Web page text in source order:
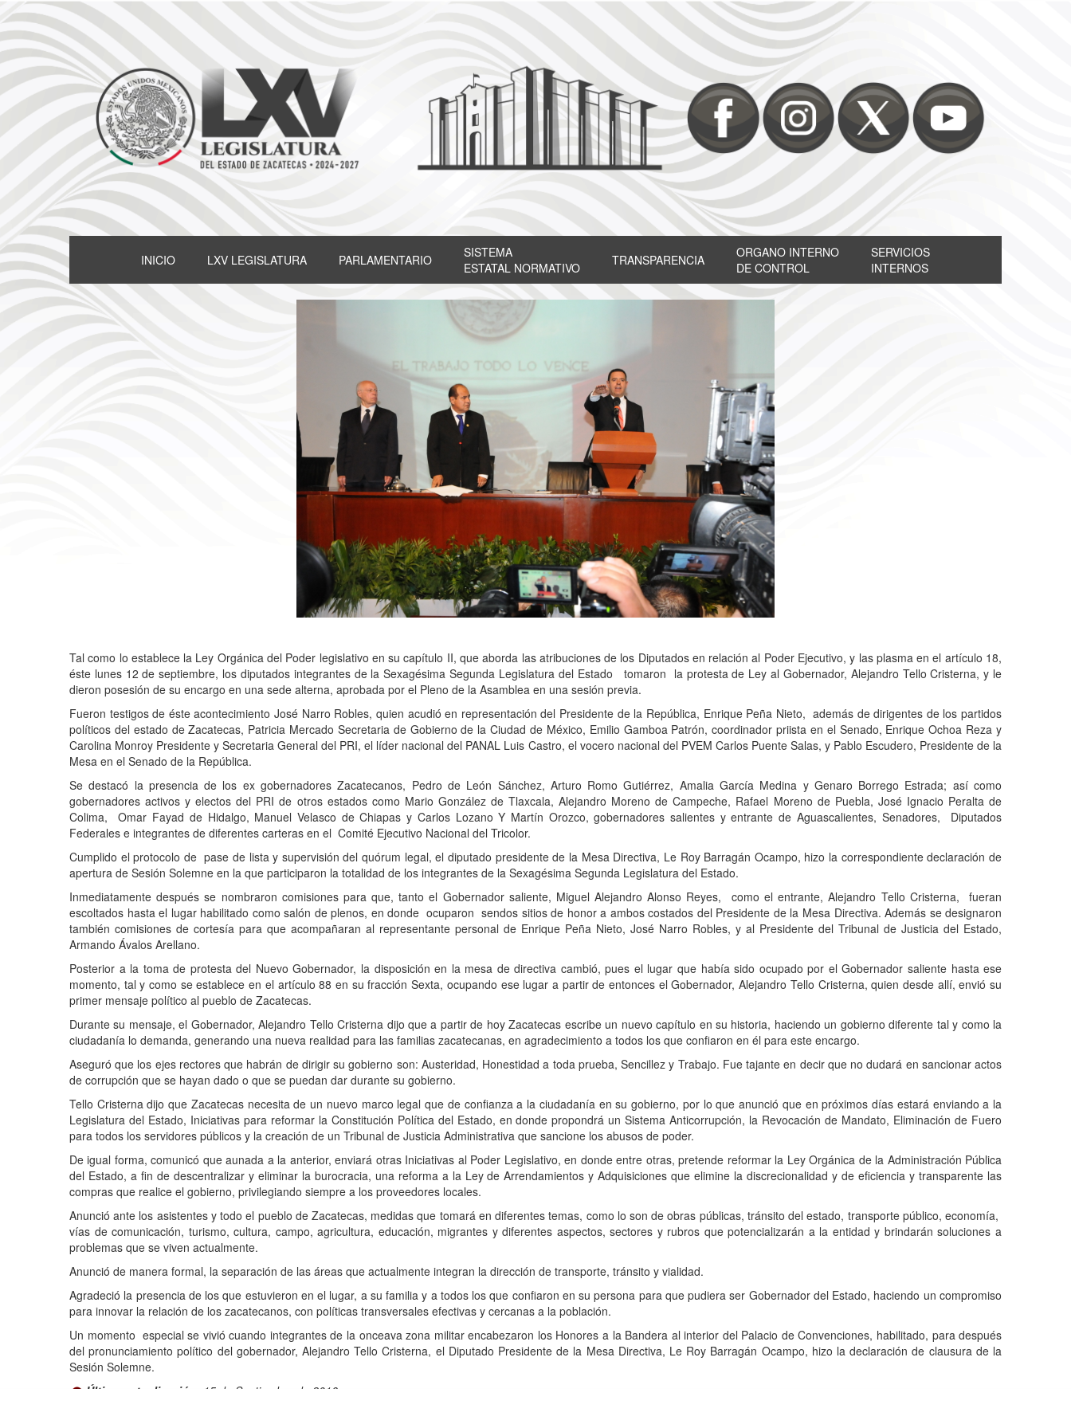
INICIO LXV LEGISLATURA PARLAMENTARIO
SISTEMA
ESTATAL NORMATIVO
TRANSPARENCIA
ORGANO INTERNO
DE CONTROL
SERVICIOS
INTERNOS
Tal como lo establece la Ley Orgánica del Poder legislativo en su capítulo II, que aborda las atribuciones de los Diputados en relación al Poder Ejecutivo, y las plasma en el artículo 18,
éste lunes 12 de septiembre, los diputados integrantes de la Sexagésima Segunda Legislatura del Estado tomaron la protesta de Ley al Gobernador, Alejandro Tello Cristerna, y le
dieron posesión de su encargo en una sede alterna, aprobada por el Pleno de la Asamblea en una sesión previa.
Fueron testigos de éste acontecimiento José Narro Robles, quien acudió en representación del Presidente de la República, Enrique Peña Nieto, además de dirigentes de los partidos
políticos del estado de Zacatecas, Patricia Mercado Secretaria de Gobierno de la Ciudad de México, Emilio Gamboa Patrón, coordinador priista en el Senado, Enrique Ochoa Reza y
Carolina Monroy Presidente y Secretaria General del PRI, el líder nacional del PANAL Luis Castro, el vocero nacional del PVEM Carlos Puente Salas, y Pablo Escudero, Presidente de la
Mesa en el Senado de la República.
Se destacó la presencia de los ex gobernadores Zacatecanos, Pedro de León Sánchez, Arturo Romo Gutiérrez, Amalia García Medina y Genaro Borrego Estrada; asícomo
gobernadores activos y electos del PRI de otros estados como Mario González de Tlaxcala, Alejandro Moreno de Campeche, Rafael Moreno de Puebla, JoséIgnacio Peralta de
Colima, Omar Fayad de Hidalgo, Manuel Velasco de Chiapas y Carlos Lozano Y Martín Orozco, gobernadores salientes y entrante de Aguascalientes, Senadores,
Diputados
Federales e integrantes de diferentes carteras en el Comité Ejecutivo Nacional del Tricolor.
Cumplido el protocolo de pase de lista y supervisión del quórum legal, el diputado presidente de la Mesa Directiva, Le Roy Barragán Ocampo, hizo la correspondiente declaración de
apertura de Sesión Solemne en la que participaron la totalidad de los integrantes de la Sexagésima Segunda Legislatura del Estado.
Inmediatamente después se nombraron comisiones para que, tanto el Gobernador saliente, Miguel Alejandro Alonso Reyes, como el entrante, Alejandro Tello Cristerna,
fueran
escoltados hasta el lugar habilitado como salón de plenos, en donde ocuparon sendos sitios de honor a ambos costados del Presidente de la Mesa Directiva. Además se designaron
también comisiones de cortesía para que acompañaran al representante personal de Enrique Peña Nieto, José Narro Robles, y al Presidente del Tribunal de Justicia del Estado,
Armando Ávalos Arellano.
Posterior a la toma de protesta del Nuevo Gobernador, la disposición en la mesa de directiva cambió, pues el lugar que había sido ocupado por el Gobernador saliente hasta ese
momento, tal y como se establece en el artículo 88 en su fracción Sexta, ocupando ese lugar a partir de entonces el Gobernador, Alejandro Tello Cristerna, quien desde allí, envió su
primer mensaje político al pueblo de Zacatecas.
Durante su mensaje, el Gobernador, Alejandro Tello Cristerna dijo que a partir de hoy Zacatecas escribe un nuevo capítulo en su historia, haciendo un gobierno diferente tal y como la
ciudadanía lo demanda, generando una nueva realidad para las familias zacatecanas, en agradecimiento a todos los que confiaron en él para este encargo.
Aseguró que los ejes rectores que habrán de dirigir su gobierno son: Austeridad, Honestidad a toda prueba, Sencillez y Trabajo. Fue tajante en decir que no dudará en sancionar actos
de corrupción que se hayan dado o que se puedan dar durante su gobierno.
Tello Cristerna dijo que Zacatecas necesita de un nuevo marco legal que de confianza a la ciudadanía en su gobierno, por lo que anunció que en próximos días estaráenviando a la
Legislatura del Estado, Iniciativas para reformar la Constitución Política del Estado, en donde propondrá un Sistema Anticorrupción, la Revocación de Mandato, Eliminación de Fuero
para todos los servidores públicos y la creación de un Tribunal de Justicia Administrativa que sancione los abusos de poder.
De igual forma, comunicó que aunada a la anterior, enviará otras Iniciativas al Poder Legislativo, en donde entre otras, pretende reformar la Ley Orgánica de la Administración Pública
del Estado, a fin de descentralizar y eliminar la burocracia, una reforma a la Ley de Arrendamientos y Adquisiciones que elimine la discrecionalidad y de eficiencia y transparente las
compras que realice el gobierno, privilegiando siempre a los proveedores locales.
Anunció ante los asistentes y todo el pueblo de Zacatecas, medidas que tomaráen diferentes temas, como lo son de obras públicas, tránsito del estado, transporte público, economía,
vías de comunicación, turismo, cultura, campo, agricultura, educación, migrantes y diferentes aspectos, sectores y rubros que potencializarán a la entidad y brindarán soluciones a
problemas que se viven actualmente.
Anunció de manera formal, la separación de las áreas que actualmente integran la dirección de transporte, tránsito y vialidad.
Agradeció la presencia de los que estuvieron en el lugar, a su familia y a todos los que confiaron en su persona para que pudiera ser Gobernador del Estado, haciendo un compromiso
para innovar la relación de los zacatecanos, con políticas transversales efectivas y cercanas a la población.
Un momento especial se vivió cuando integrantes de la onceava zona militar encabezaron los Honores a la Bandera al interior del Palacio de Convenciones, habilitado, para después
del pronunciamiento político del gobernador, Alejandro Tello Cristerna, el Diputado Presidente de la Mesa Directiva, Le Roy Barragán Ocampo, hizo la declaración de clausura de la
Sesión Solemne.
Última actualización:
15 de Septiembre de 2016